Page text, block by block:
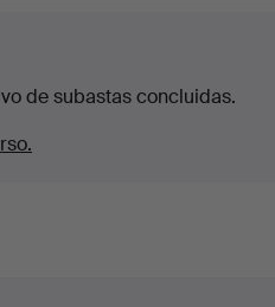
de subastas concluidas.